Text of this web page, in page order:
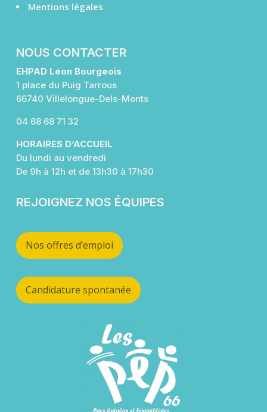
Mentions légales
NOUS CONTACTER
EHPAD Léon Bourgeois
1 place du Puig Tarrous
66740 Villelongue-Dels-Monts
04 68 68 71 32
HORAIRES D’ACCUEIL
Du lundi au vendredi
De 9h à 12h et de 13h30 à 17h30
REJOIGNEZ NOS ÉQUIPES
Nos offres d’emploi
Candidature spontanée